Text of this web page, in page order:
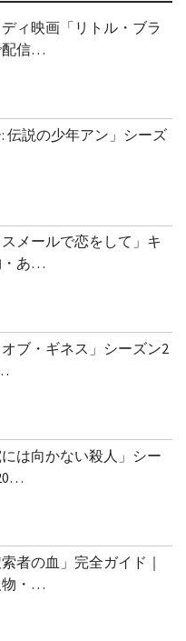
ィ映画「リトル・ブラ
配信…
伝説の少年アン」シーズ
メールで恋をして」キ
・あ…
ブ・ギネス」シーズン2
は向かない殺人」シー
者の血」完全ガイド｜
物・…